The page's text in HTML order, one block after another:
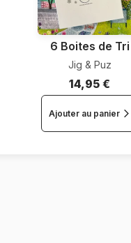
6 Boites de Tri
Jig & Puz
14,95 €
Ajouter au panier